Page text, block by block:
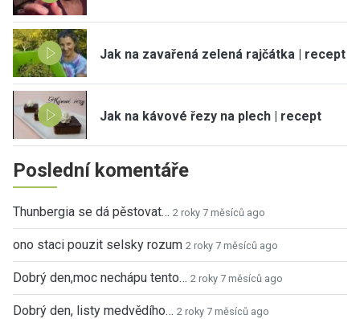
Jak na zavařená zelená rajčátka | recept
Jak na kávové řezy na plech | recept
Poslední komentáře
Thunbergia se dá pěstovat… 2 roky 7 měsíců ago
ono staci pouzit selsky rozum 2 roky 7 měsíců ago
Dobrý den,moc nechápu tento… 2 roky 7 měsíců ago
Dobrý den, listy medvědího… 2 roky 7 měsíců ago